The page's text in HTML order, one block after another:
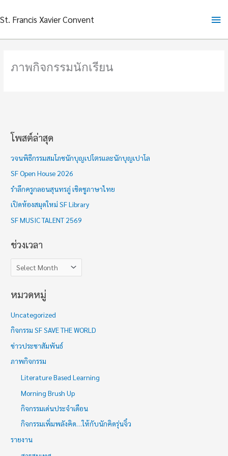
to
St. Francis Xavier Convent
ภาพกิจกรรมนักเรียน
โพสต์ล่าสุด
วจนพิธีกรรมสมโภชนักบุญเปโตรและนักบุญเปาโล
SF Open House 2026
รำลึกครูกลอนสุนทรภู่ เชิดชูภาษาไทย
เปิดห้องสมุดใหม่ SF Library
SF MUSIC TALENT 2569
ช่วงเวลา
ช่
ง
เ
ว
ล
า
หมวดหมู่
Uncategorized
กิจกรรม SF SAVE THE WORLD
ข่าวประชาสัมพันธ์
ภาพกิจกรรม
Literature Based Learning
Morning Brush Up
กิจกรรมเด่นประจำเดือน
กิจกรรมเพิ่มพลังคิด…ให้กับนักคิดรุ่นจิ๋ว
รายงาน